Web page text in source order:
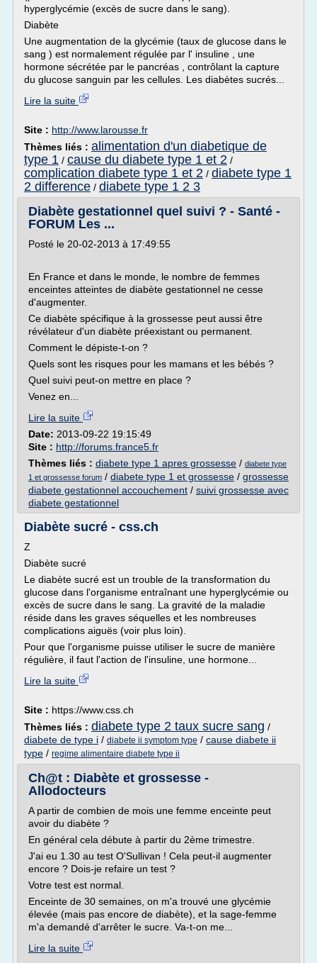
hyperglycémie (excès de sucre dans le sang).
Diabète
Une augmentation de la glycémie (taux de glucose dans le
sang ) est normalement régulée par l' insuline , une
hormone sécrétée par le pancréas , contrôlant la capture
du glucose sanguin par les cellules. Les diabètes sucrés...
Lire la suite
Site : http://www.larousse.fr
Thèmes liés : alimentation d'un diabetique de
type 1 / cause du diabete type 1 et 2 /
complication diabete type 1 et 2 / diabete type 1
2 difference / diabete type 1 2 3
Diabète gestationnel quel suivi ? - Santé -
FORUM Les ...
Posté le 20-02-2013 à 17:49:55
En France et dans le monde, le nombre de femmes
enceintes atteintes de diabète gestationnel ne cesse
d'augmenter.
Ce diabète spécifique à la grossesse peut aussi être
révélateur d'un diabète préexistant ou permanent.
Comment le dépiste-t-on ?
Quels sont les risques pour les mamans et les bébés ?
Quel suivi peut-on mettre en place ?
Venez en...
Lire la suite
Date: 2013-09-22 19:15:49
Site : http://forums.france5.fr
Thèmes liés : diabete type 1 apres grossesse / diabete type
1 et grossesse forum / diabete type 1 et grossesse / grossesse
diabete gestationnel accouchement / suivi grossesse avec
diabete gestationnel
Diabète sucré - css.ch
Z
Diabète sucré
Le diabète sucré est un trouble de la transformation du
glucose dans l'organisme entraînant une hyperglycémie ou
excès de sucre dans le sang. La gravité de la maladie
réside dans les graves séquelles et les nombreuses
complications aiguës (voir plus loin).
Pour que l'organisme puisse utiliser le sucre de manière
régulière, il faut l'action de l'insuline, une hormone...
Lire la suite
Site : https://www.css.ch
Thèmes liés : diabete type 2 taux sucre sang /
diabete de type i / diabete ii symptom type / cause diabete ii
type / regime alimentaire diabete type ii
Ch@t : Diabète et grossesse -
Allodocteurs
A partir de combien de mois une femme enceinte peut
avoir du diabète ?
En général cela débute à partir du 2ème trimestre.
J'ai eu 1.30 au test O'Sullivan ! Cela peut-il augmenter
encore ? Dois-je refaire un test ?
Votre test est normal.
Enceinte de 30 semaines, on m'a trouvé une glycémie
élevée (mais pas encore de diabète), et la sage-femme
m'a demandé d'arrêter le sucre. Va-t-on me...
Lire la suite